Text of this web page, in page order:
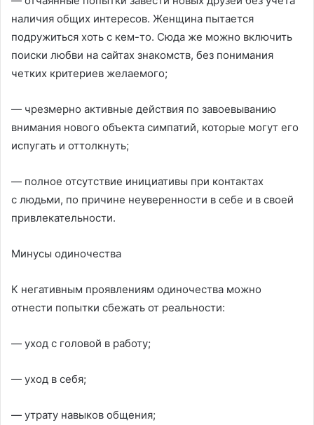
наличия общих интересов. Женщина пытается
подружиться хоть с кем-то. Сюда же можно включить
поиски любви на сайтах знакомств, без понимания
четких критериев желаемого;
— чрезмерно активные действия по завоевыванию
внимания нового объекта симпатий, которые могут его
испугать и оттолкнуть;
— полное отсутствие инициативы при контактах
с людьми, по причине неуверенности в себе и в своей
привлекательности.
Минусы одиночества
К негативным проявлениям одиночества можно
отнести попытки сбежать от реальности:
— уход с головой в работу;
— уход в себя;
— утрату навыков общения;